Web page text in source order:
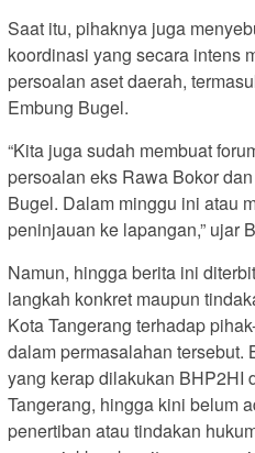
Saat itu, pihaknya juga
koordinasi yang secara intens
persoalan aset daerah,
Embung Bugel.
“Kita juga sudah membuat
persoalan eks Rawa Bokor
Bugel. Dalam minggu ini atau
peninjauan ke lapangan,” ujar
Namun, hingga berita ini
langkah konkret maupun
Kota Tangerang terhadap
dalam permasalahan tersebut.
yang kerap dilakukan BHP2HI
Tangerang, hingga kini belum
penertiban atau tindakan